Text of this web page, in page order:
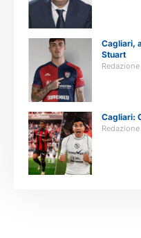
Cagliari,
Stuart
Redazione
Cagliari:
Redazione